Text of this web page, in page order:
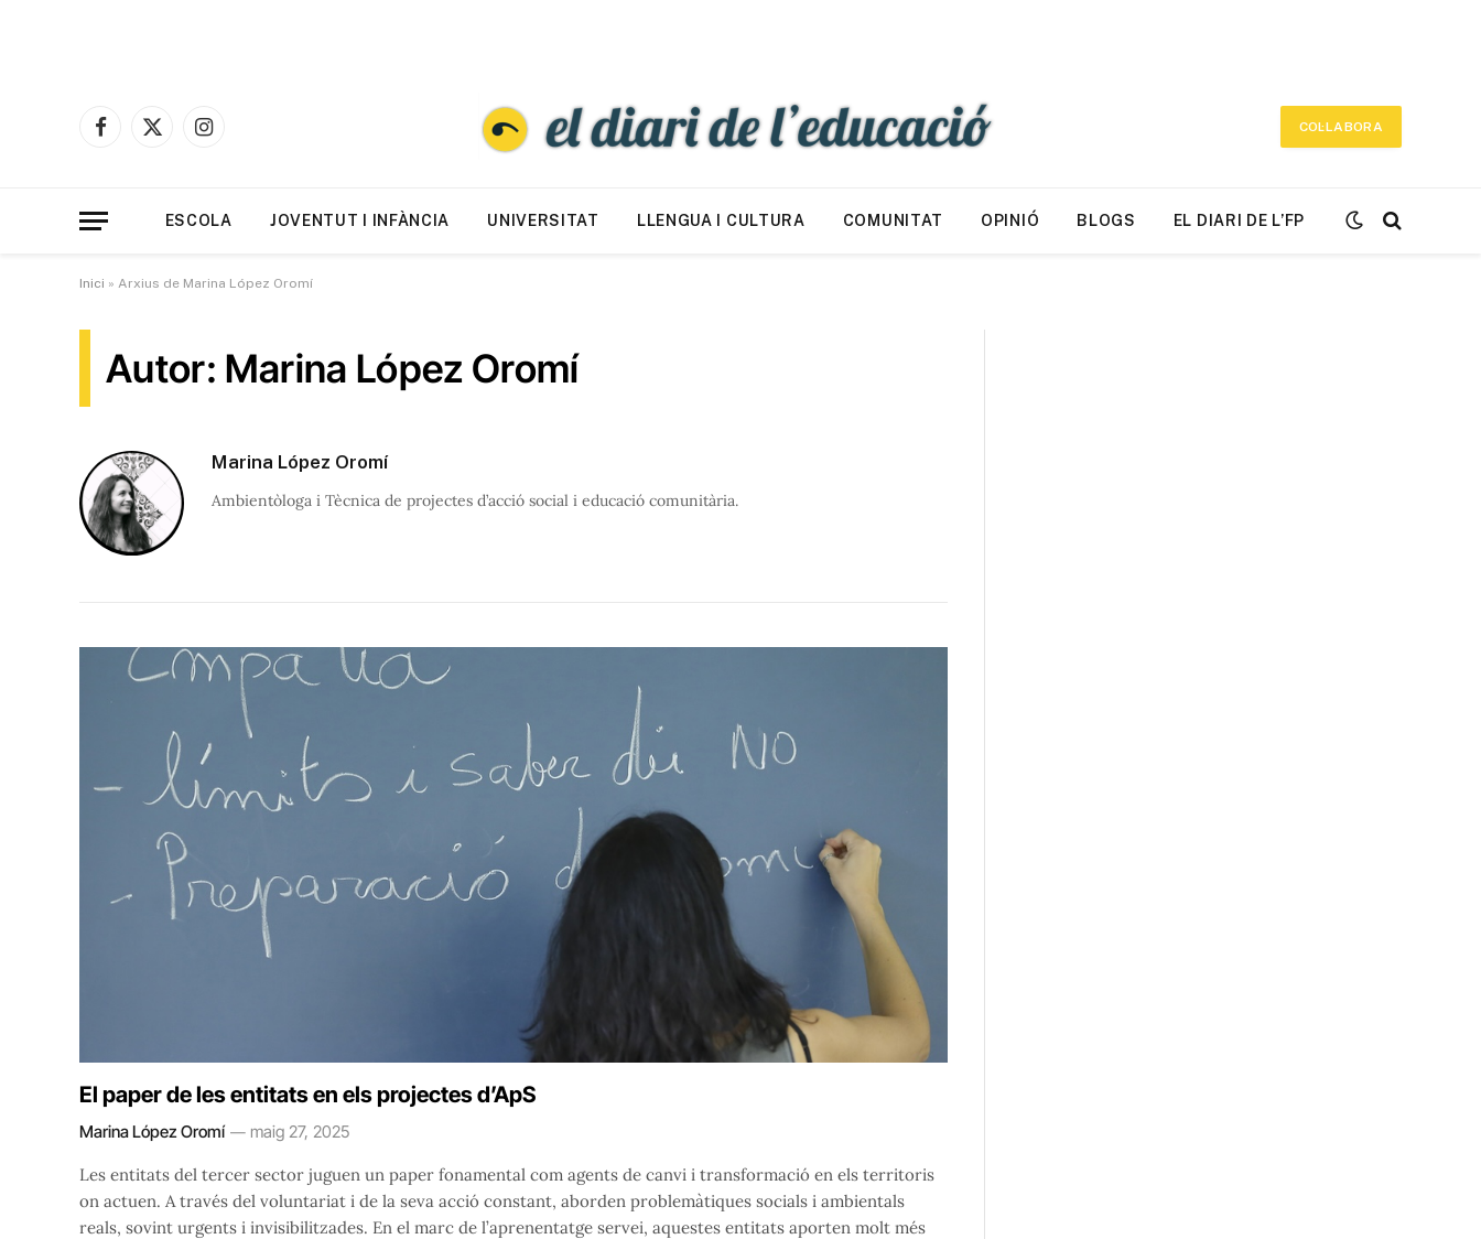
Facebook
X
Instagram
COL·LABORA
ESCOLA JOVENTUT I INFÀNCIA UNIVERSITAT LLENGUA I CULTURA COMUNITAT OPINIÓ BLOGS EL DIARI DE L’FP
Inici » Arxius de Marina López Oromí
Autor: Marina López Oromí
Marina López Oromí
Ambientòloga i Tècnica de projectes d’acció social i educació comunitària.
El paper de les entitats en els projectes d’ApS
Marina López Oromí maig 27, 2025
Les entitats del tercer sector juguen un paper fonamental com agents de canvi i transformació en els territoris
on actuen. A través del voluntariat i de la seva acció constant, aborden problemàtiques socials i ambientals
reals, sovint urgents i invisibilitzades. En el marc de l’aprenentatge servei, aquestes entitats aporten molt més